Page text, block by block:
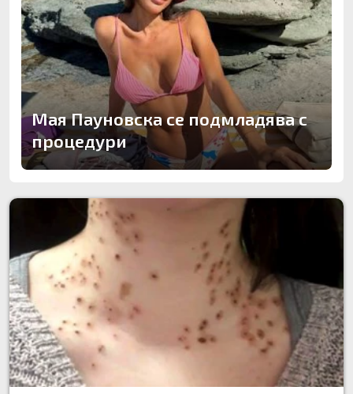
Мая Пауновска се подмладява с
процедури